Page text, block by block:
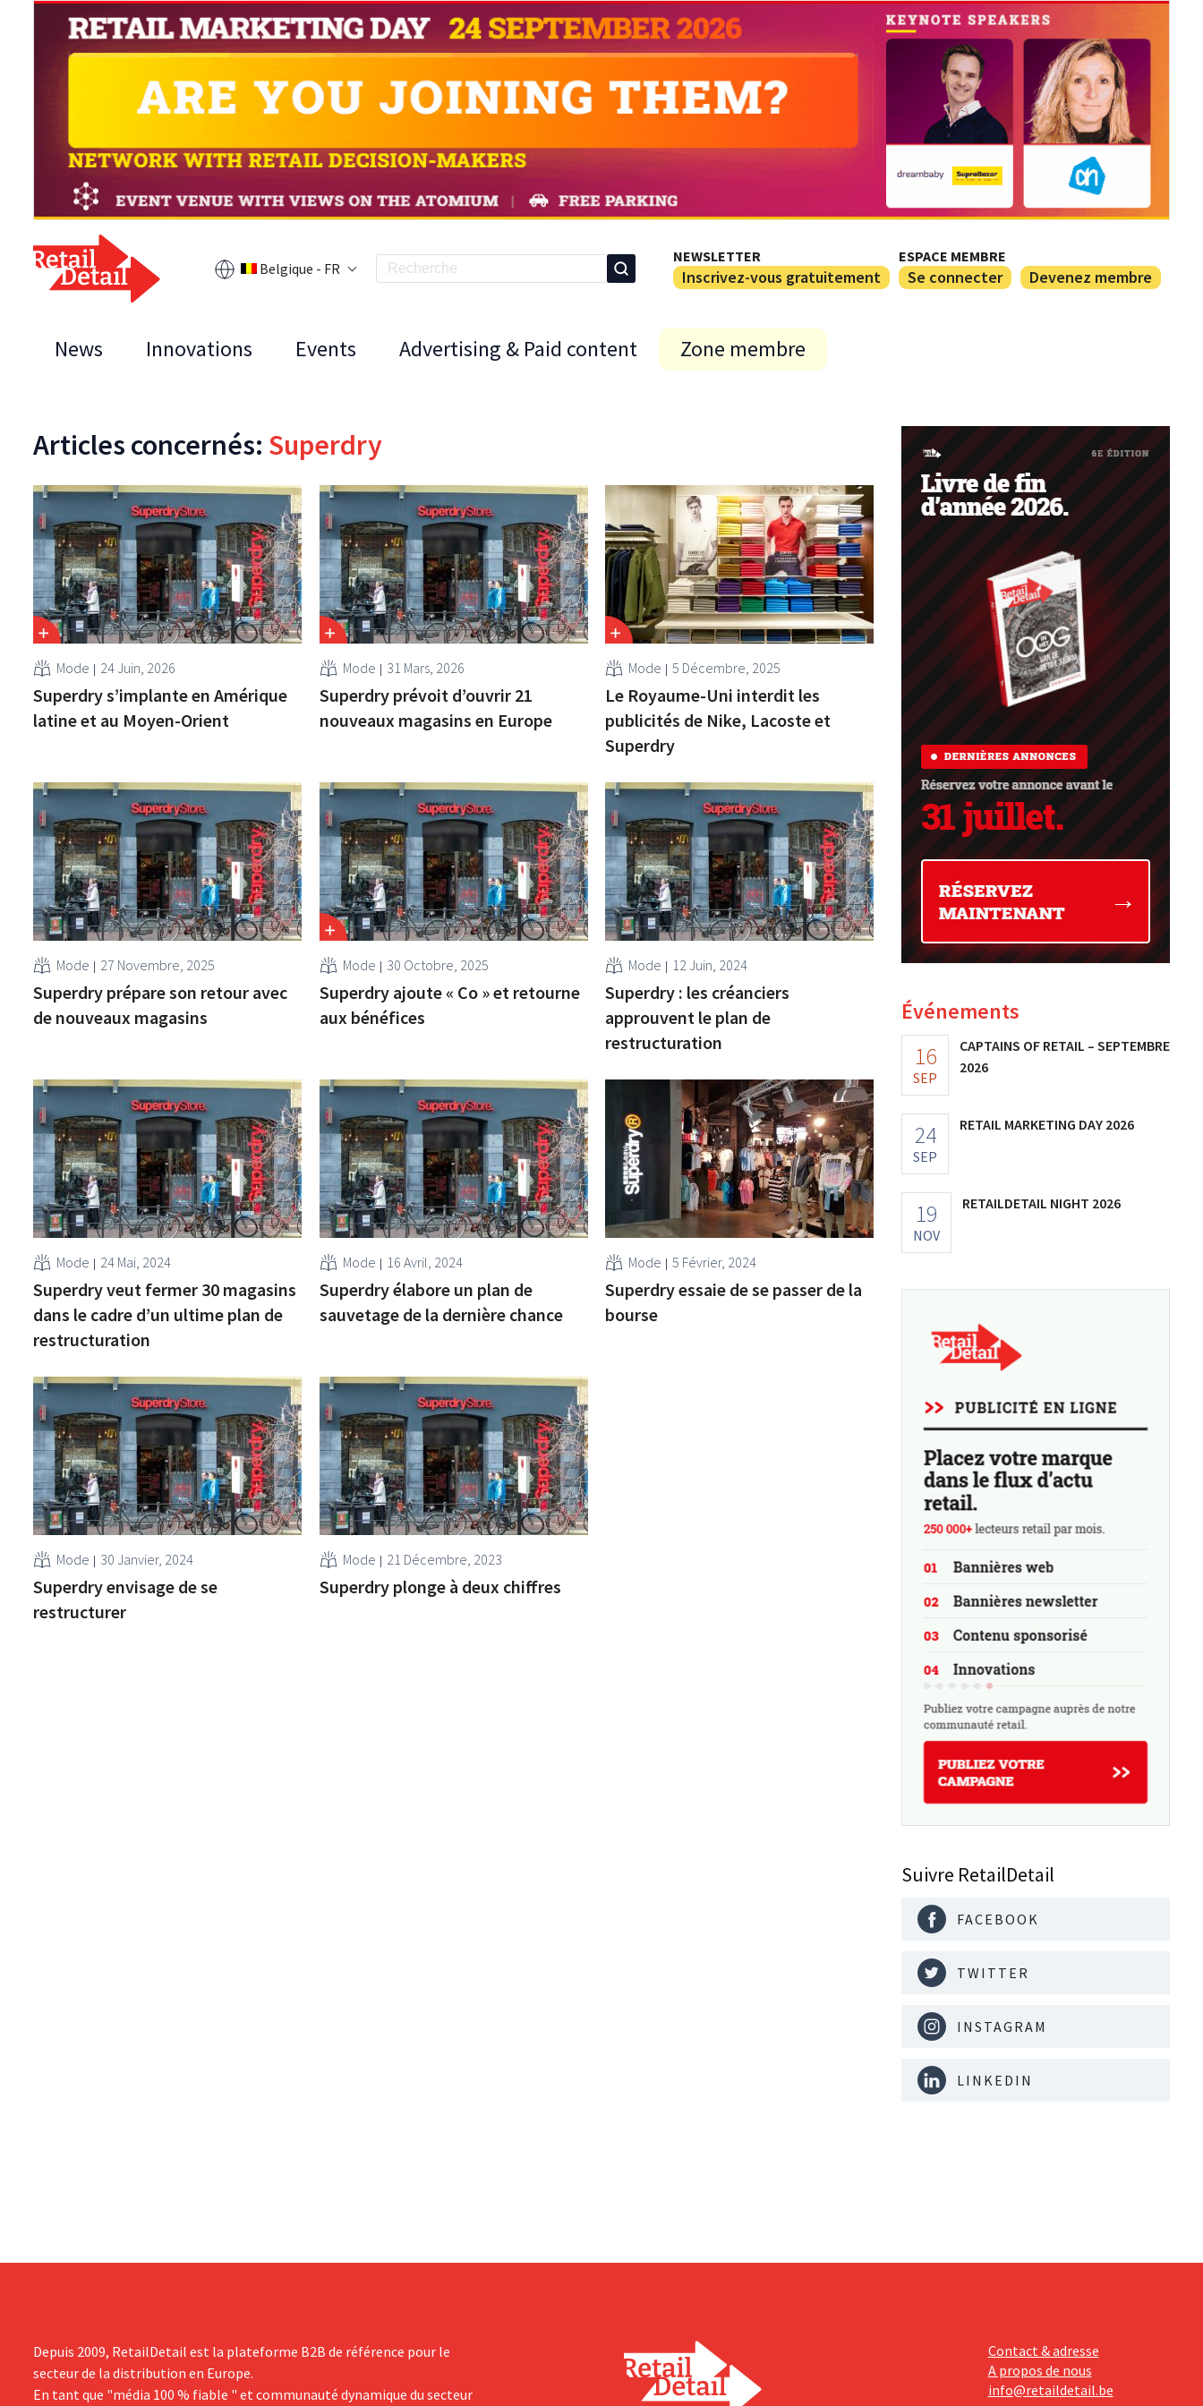
Belgique - FR
NEWSLETTER
Inscrivez-vous gratuitement
ESPACE MEMBRE
Se connecter Devenez membre
News Innovations Events Advertising & Paid content Zone membre
Articles concernés: Superdry
Mode 24 Juin, 2026
Superdry s’implante en Amérique
latine et au Moyen-Orient
Mode 31 Mars, 2026
Superdry prévoit d’ouvrir 21
nouveaux magasins en Europe
Mode 5 Décembre, 2025
Le Royaume-Uni interdit les
publicités de Nike, Lacoste et
Superdry
Mode 27 Novembre, 2025
Superdry prépare son retour avec
de nouveaux magasins
Mode 30 Octobre, 2025
Superdry ajoute « Co » et retourne
aux bénéfices
Mode 12 Juin, 2024
Superdry : les créanciers
approuvent le plan de
restructuration
Mode 24 Mai, 2024
Superdry veut fermer 30 magasins
dans le cadre d’un ultime plan de
restructuration
Mode 16 Avril, 2024
Superdry élabore un plan de
sauvetage de la dernière chance
Mode 5 Février, 2024
Superdry essaie de se passer de la
bourse
Mode 30 Janvier, 2024
Superdry envisage de se
restructurer
Mode 21 Décembre, 2023
Superdry plonge à deux chiffres
Événements
16
SEP
CAPTAINS OF RETAIL – SEPTEMBRE
2026
24
SEP
RETAIL MARKETING DAY 2026
19
NOV
RETAILDETAIL NIGHT 2026
Suivre RetailDetail
FACEBOOK
TWITTER
INSTAGRAM
LINKEDIN
Depuis 2009, RetailDetail est la plateforme B2B de référence pour le
secteur de la distribution en Europe.
En tant que "média 100 % fiable " et communauté dynamique du secteur
Contact & adresse
A propos de nous
info@retaildetail.be